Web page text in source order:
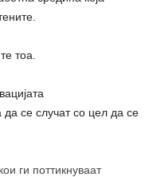
тоа.
се случат со цел да се
ги поттикнуваат